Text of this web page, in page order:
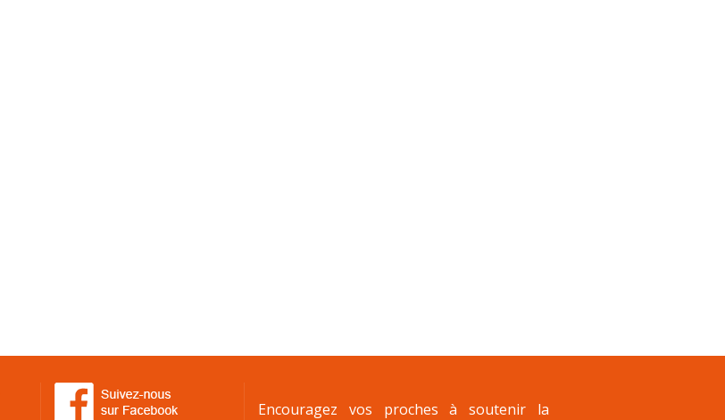
Encouragez vos proches à soutenir la